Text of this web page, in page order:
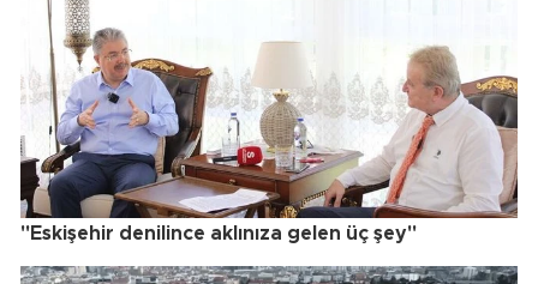
"Eskişehir denilince aklınıza gelen üç şey"